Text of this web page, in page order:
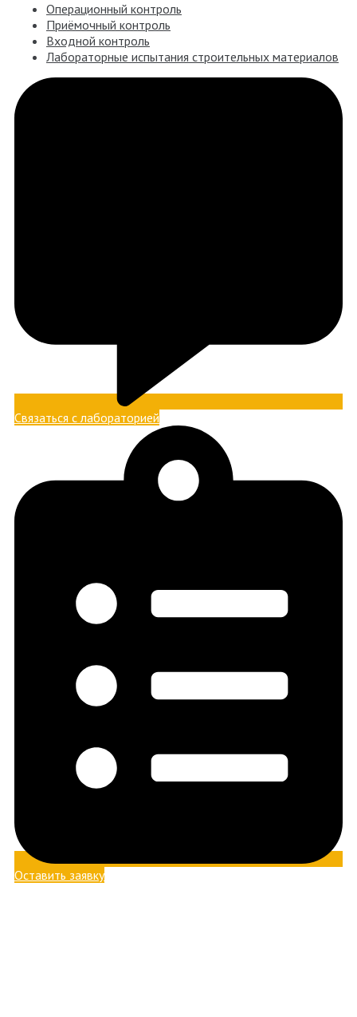
Операционный контроль
Приёмочный контроль
Входной контроль
Лабораторные испытания строительных материалов
Связаться с лабораторией
Оставить заявку